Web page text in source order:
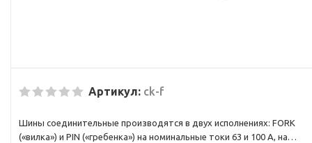
Артикул: ck-f
Шины соединительные производятся в двух исполнениях: FORK
(«вилка») и PIN («гребенка») на номинальные токи 63 и 100 А, на